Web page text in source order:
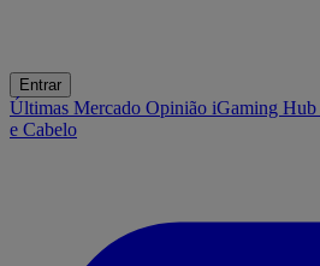
Entrar
Últimas Mercado Opinião iGaming Hub
e Cabelo